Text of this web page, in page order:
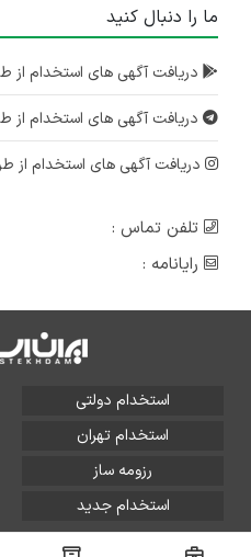
ما را دنبال کنید
دریافت آگهی های استخدام از
دریافت آگهی های استخدام از
دریافت آگهی های استخدام از
تلفن تماس :
رایانامه :
استخدام دولتی
استخدام تهران
رزومه ساز
استخدام جدید
تمامی حقوق این سایت